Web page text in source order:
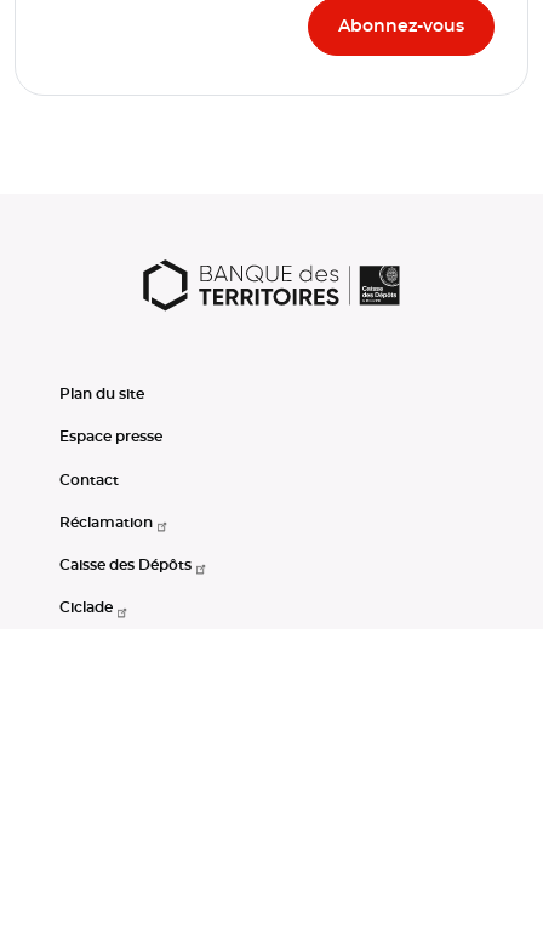
Plan du site
Espace presse
Contact
Réclamation
Caisse des Dépôts
Ciclade